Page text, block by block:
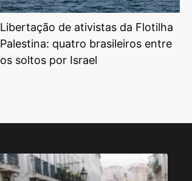
Libertação de ativistas da Flotilha
Palestina: quatro brasileiros entre
os soltos por Israel